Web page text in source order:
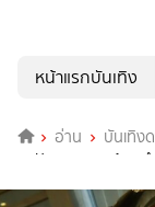
หน้าแรกบันเทิง
อ่าน บันเทิง
สุดปังจาก AI พร้อมค